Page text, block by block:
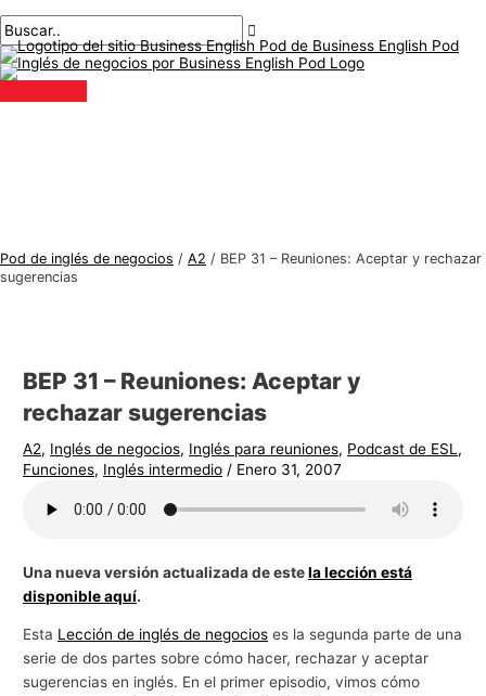
al
contenido
principal
Pod de inglés de negocios / A2 / BEP 31 – Reuniones: Aceptar y rechazar
sugerencias
BEP 31 – Reuniones: Aceptar y
rechazar sugerencias
A2, Inglés de negocios, Inglés para reuniones, Podcast de ESL ,
Funciones, Inglés intermedio / Enero 31, 2007
Una nueva versión actualizada de estela lección está
disponible aquí.
Esta Lección de inglés de negocios es la segunda parte de una
serie de dos partes sobre cómo hacer, rechazar y aceptar
sugerencias en inglés. En el primer episodio, vimos cómo
de
navegación
aquí..
electrónico*
T
e
m
a
g
d
e
n
e
c
i
o
s
B
u
s
c